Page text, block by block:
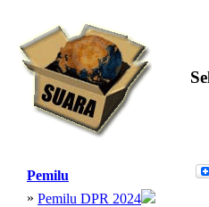
Pemilu
» Pemilu DPR 2024